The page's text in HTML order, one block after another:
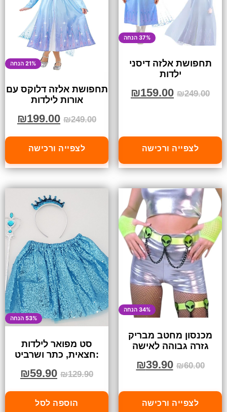
37% הנחה
תחפושת אלזה דיסני
ילדות
₪249.00
₪159.00
לצפייה ורכישה
21% הנחה
תחפושת אלזה דלוקס עם
אורות לילדות
₪249.00
₪199.00
לצפייה ורכישה
34% הנחה
מכנסון מחטב מבריק
גזרה גבוהה לאישה
₪60.00
₪39.90
לצפייה ורכישה
53% הנחה
סט מפואר לילדות
:חצאית, כתר ושרביט
₪129.90
₪59.90
הוספה לסל